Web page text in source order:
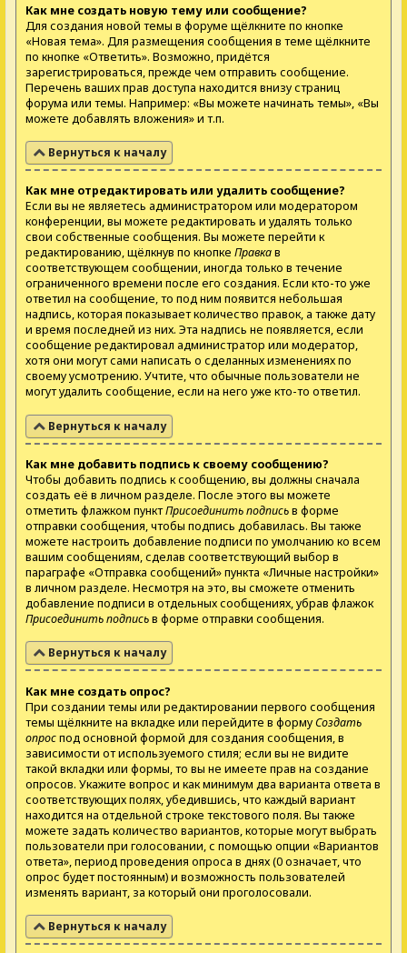
Как мне создать новую тему или сообщение?
Для создания новой темы в форуме щёлкните по кнопке
«Новая тема». Для размещения сообщения в теме щёлкните
по кнопке «Ответить». Возможно, придётся
зарегистрироваться, прежде чем отправить сообщение.
Перечень ваших прав доступа находится внизу страниц
форума или темы. Например: «Вы можете начинать темы», «Вы
можете добавлять вложения» и т.п.
Вернуться к началу
Как мне отредактировать или удалить сообщение?
Если вы не являетесь администратором или модератором
конференции, вы можете редактировать и удалять только
свои собственные сообщения. Вы можете перейти к
редактированию, щёлкнув по кнопке Правкав
соответствующем сообщении, иногда только в течение
ограниченного времени после его создания. Если кто-то уже
ответил на сообщение, то под ним появится небольшая
надпись, которая показывает количество правок, а также дату
и время последней из них. Эта надпись не появляется, если
сообщение редактировал администратор или модератор,
хотя они могут сами написать о сделанных изменениях по
своему усмотрению. Учтите, что обычные пользователи не
могут удалить сообщение, если на него уже кто-то ответил.
Вернуться к началу
Как мне добавить подпись к своему сообщению?
Чтобы добавить подпись к сообщению, вы должны сначала
создать её в личном разделе. После этого вы можете
отметить флажком пунктПрисоединить подписьв форме
отправки сообщения, чтобы подпись добавилась. Вы также
можете настроить добавление подписи по умолчанию ко всем
вашим сообщениям, сделав соответствующий выбор в
параграфе «Отправка сообщений» пункта «Личные настройки»
в личном разделе. Несмотря на это, вы сможете отменить
добавление подписи в отдельных сообщениях, убрав флажок
Присоединить подписьв форме отправки сообщения.
Вернуться к началу
Как мне создать опрос?
При создании темы или редактировании первого сообщения
темы щёлкните на вкладке или перейдите в формуСоздать
опроспод основной формой для создания сообщения, в
зависимости от используемого стиля; если вы не видите
такой вкладки или формы, то вы не имеете прав на создание
опросов. Укажите вопрос и как минимум два варианта ответа в
соответствующих полях, убедившись, что каждый вариант
находится на отдельной строке текстового поля. Вы также
можете задать количество вариантов, которые могут выбрать
пользователи при голосовании, с помощью опции «Вариантов
ответа», период проведения опроса в днях (0 означает, что
опрос будет постоянным) и возможность пользователей
изменять вариант, за который они проголосовали.
Вернуться к началу